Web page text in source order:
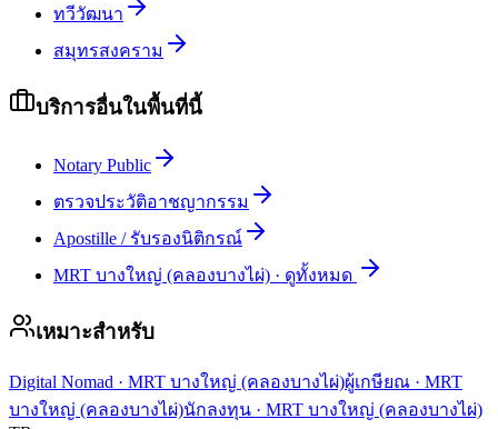
ทวีวัฒนา
สมุทรสงคราม
บริการอื่นในพื้นที่นี้
Notary Public
ตรวจประวัติอาชญากรรม
Apostille / รับรองนิติกรณ์
MRT บางใหญ่ (คลองบางไผ่) · ดูทั้งหมด
เหมาะสำหรับ
Digital Nomad · MRT บางใหญ่ (คลองบางไผ่)ผู้เกษียณ · MRT
บางใหญ่ (คลองบางไผ่)นักลงทุน · MRT บางใหญ่ (คลองบางไผ่)